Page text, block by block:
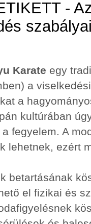
-
Karate egy
a
a
kultúrában
fegyelem. A
lehetnek, ezért
betartásának
el fizikai és